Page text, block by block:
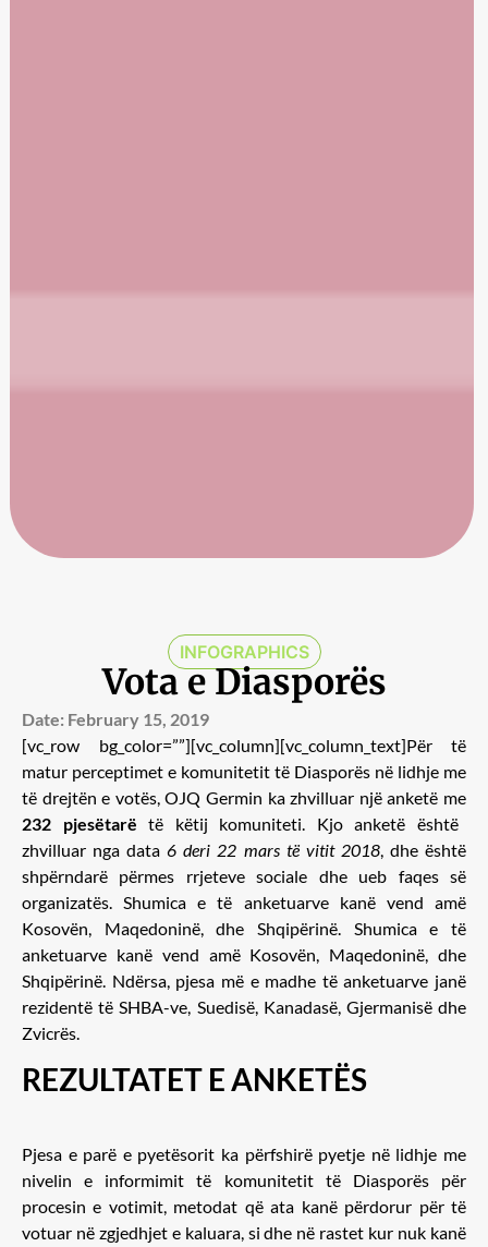
INFOGRAPHICS
Vota e Diasporës
Date: February 15, 2019
[vc_row bg_color=””][vc_column][vc_column_text]Për të
matur perceptimet e komunitetit të Diasporës në lidhje me
të drejtën e votës, OJQ Germin ka zhvilluar një anketë me
232 pjesëtarë të këtij komuniteti. Kjo anketë është
zhvilluar nga data6 deri 22 mars të vitit 2018, dhe është
shpërndarë përmes rrjeteve sociale dhe ueb faqes së
organizatës. Shumica e të anketuarve kanë vend amë
Kosovën, Maqedoninë, dhe Shqipërinë. Shumica e të
anketuarve kanë vend amë Kosovën, Maqedoninë, dhe
Shqipërinë. Ndërsa, pjesa më e madhe të anketuarve janë
rezidentë të SHBA-ve, Suedisë, Kanadasë, Gjermanisë dhe
Zvicrës.
REZULTATET E ANKETËS
Pjesa e parë e pyetësorit ka përfshirë pyetje në lidhje me
nivelin e informimit të komunitetit të Diasporës për
procesin e votimit, metodat që ata kanë përdorur për të
votuar në zgjedhjet e kaluara, si dhe në rastet kur nuk kanë